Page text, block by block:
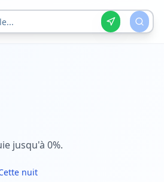
jusqu'à 0%.
nuit